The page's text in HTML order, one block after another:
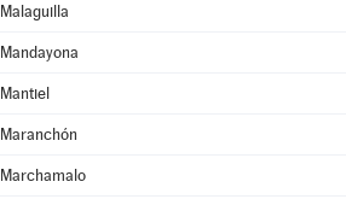
Malaguilla
Mandayona
Mantiel
Maranchón
Marchamalo